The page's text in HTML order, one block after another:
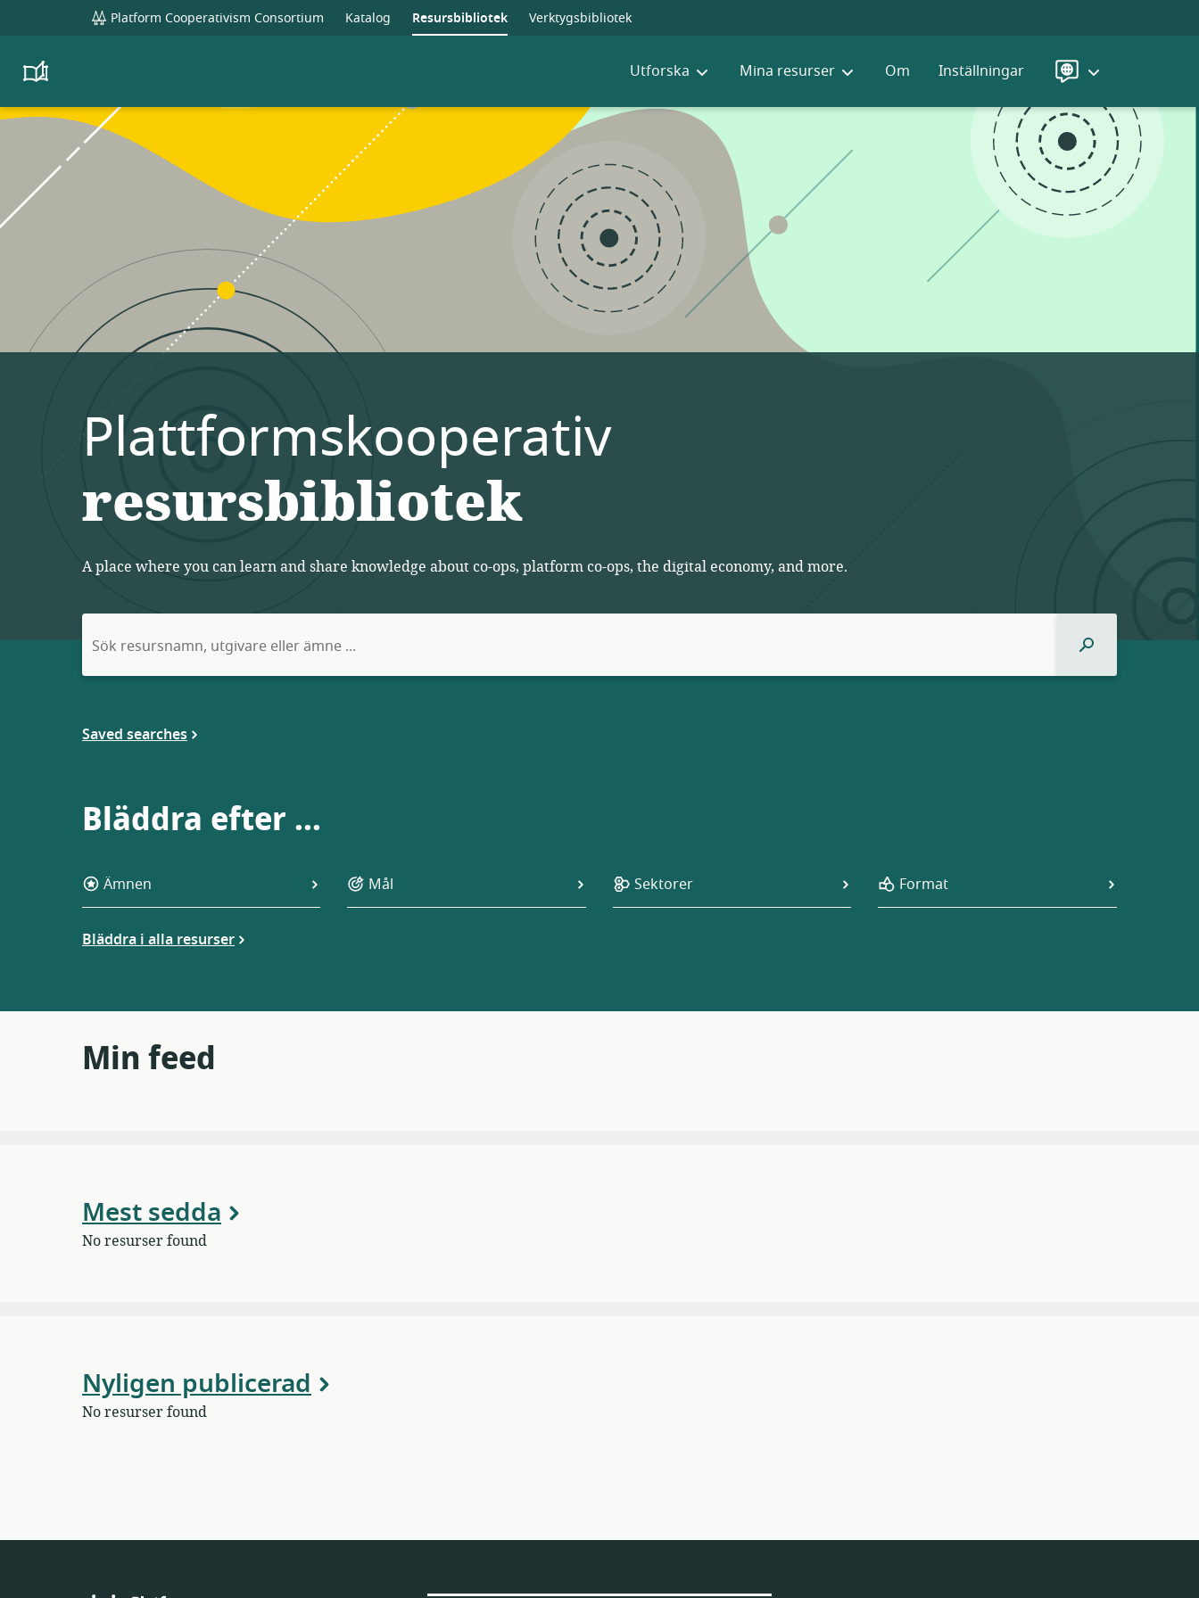
Platform Cooperativism Consortium Katalog Resursbibliotek Verktygsbibliotek
Platform
Resource
Library
Utforska Mina resurser Om Inställningar
Språk
Plattformskooperativ
resursbibliotek
A place where you can learn and share knowledge about co-ops, platform co-ops, the digital economy, and more.
Sök
efter:
Sök
Saved searches
Bläddra efter ...
Ämnen Mål Sektorer Format
Bläddra i alla resurser
Min feed
Mest sedda
No resurser found
Nyligen publicerad
No resurser found